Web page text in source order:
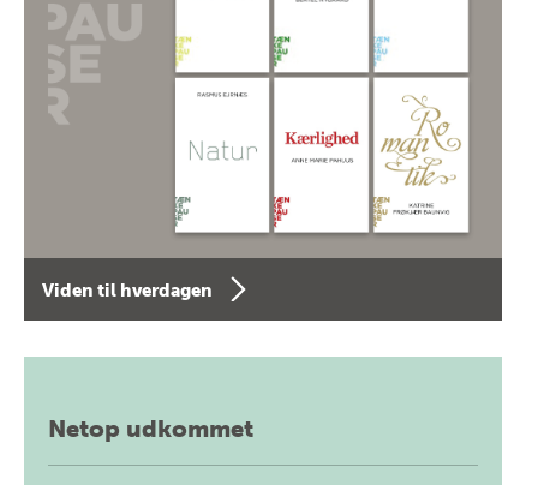
Viden til hverdagen
Netop udkommet